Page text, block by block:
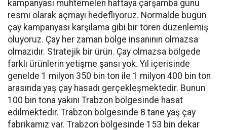
kampanyası muhtemelen haftaya çarşamba günü
resmi olarak açmayı hedefliyoruz. Normalde bugün
çay kampanyası karşılama gibi bir tören düzenlemiş
oluyoruz. Çay her zaman bölge insanının olmazsa
olmazıdır. Stratejik bir ürün. Çay olmazsa bölgede
farklı ürünlerin yetişme şansı yok. Yıl içerisinde
genelde 1 milyon 350 bin ton ile 1 milyon 400 bin ton
arasında yaş çay hasadı gerçekleşmektedir. Bunun
100 bin tona yakını Trabzon bölgesinde hasat
edilmektedir. Trabzon bölgesinde 8 tane yaş çay
fabrikamız var. Trabzon bölgesinde 153 bin dekar